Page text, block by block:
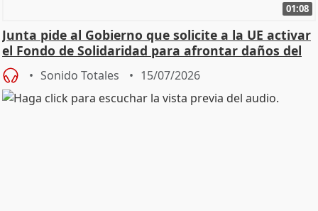
01:08
Junta pide al Gobierno que solicite a la UE activar
el Fondo de Solidaridad para afrontar daños del
Sonido Totales 15/07/2026